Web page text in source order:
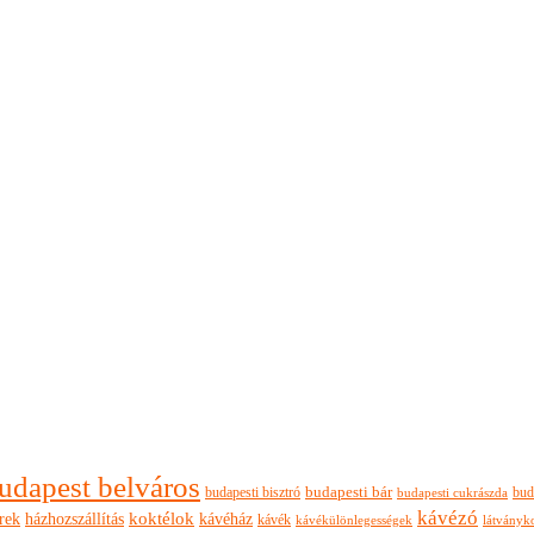
belváros budapesti bisztró budapesti bár budapesti cukrászda
házhozszállítás koktélok kávéház kávék kávékülönlegességek kávézó